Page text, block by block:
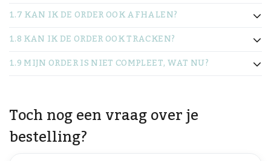
1.7 KAN IK DE ORDER OOK AFHALEN?
1.8 KAN IK DE ORDER OOK TRACKEN?
1.9 MIJN ORDER IS NIET COMPLEET, WAT NU?
Toch nog een vraag over je
bestelling?